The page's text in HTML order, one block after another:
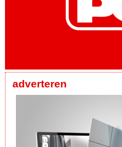
adverteren